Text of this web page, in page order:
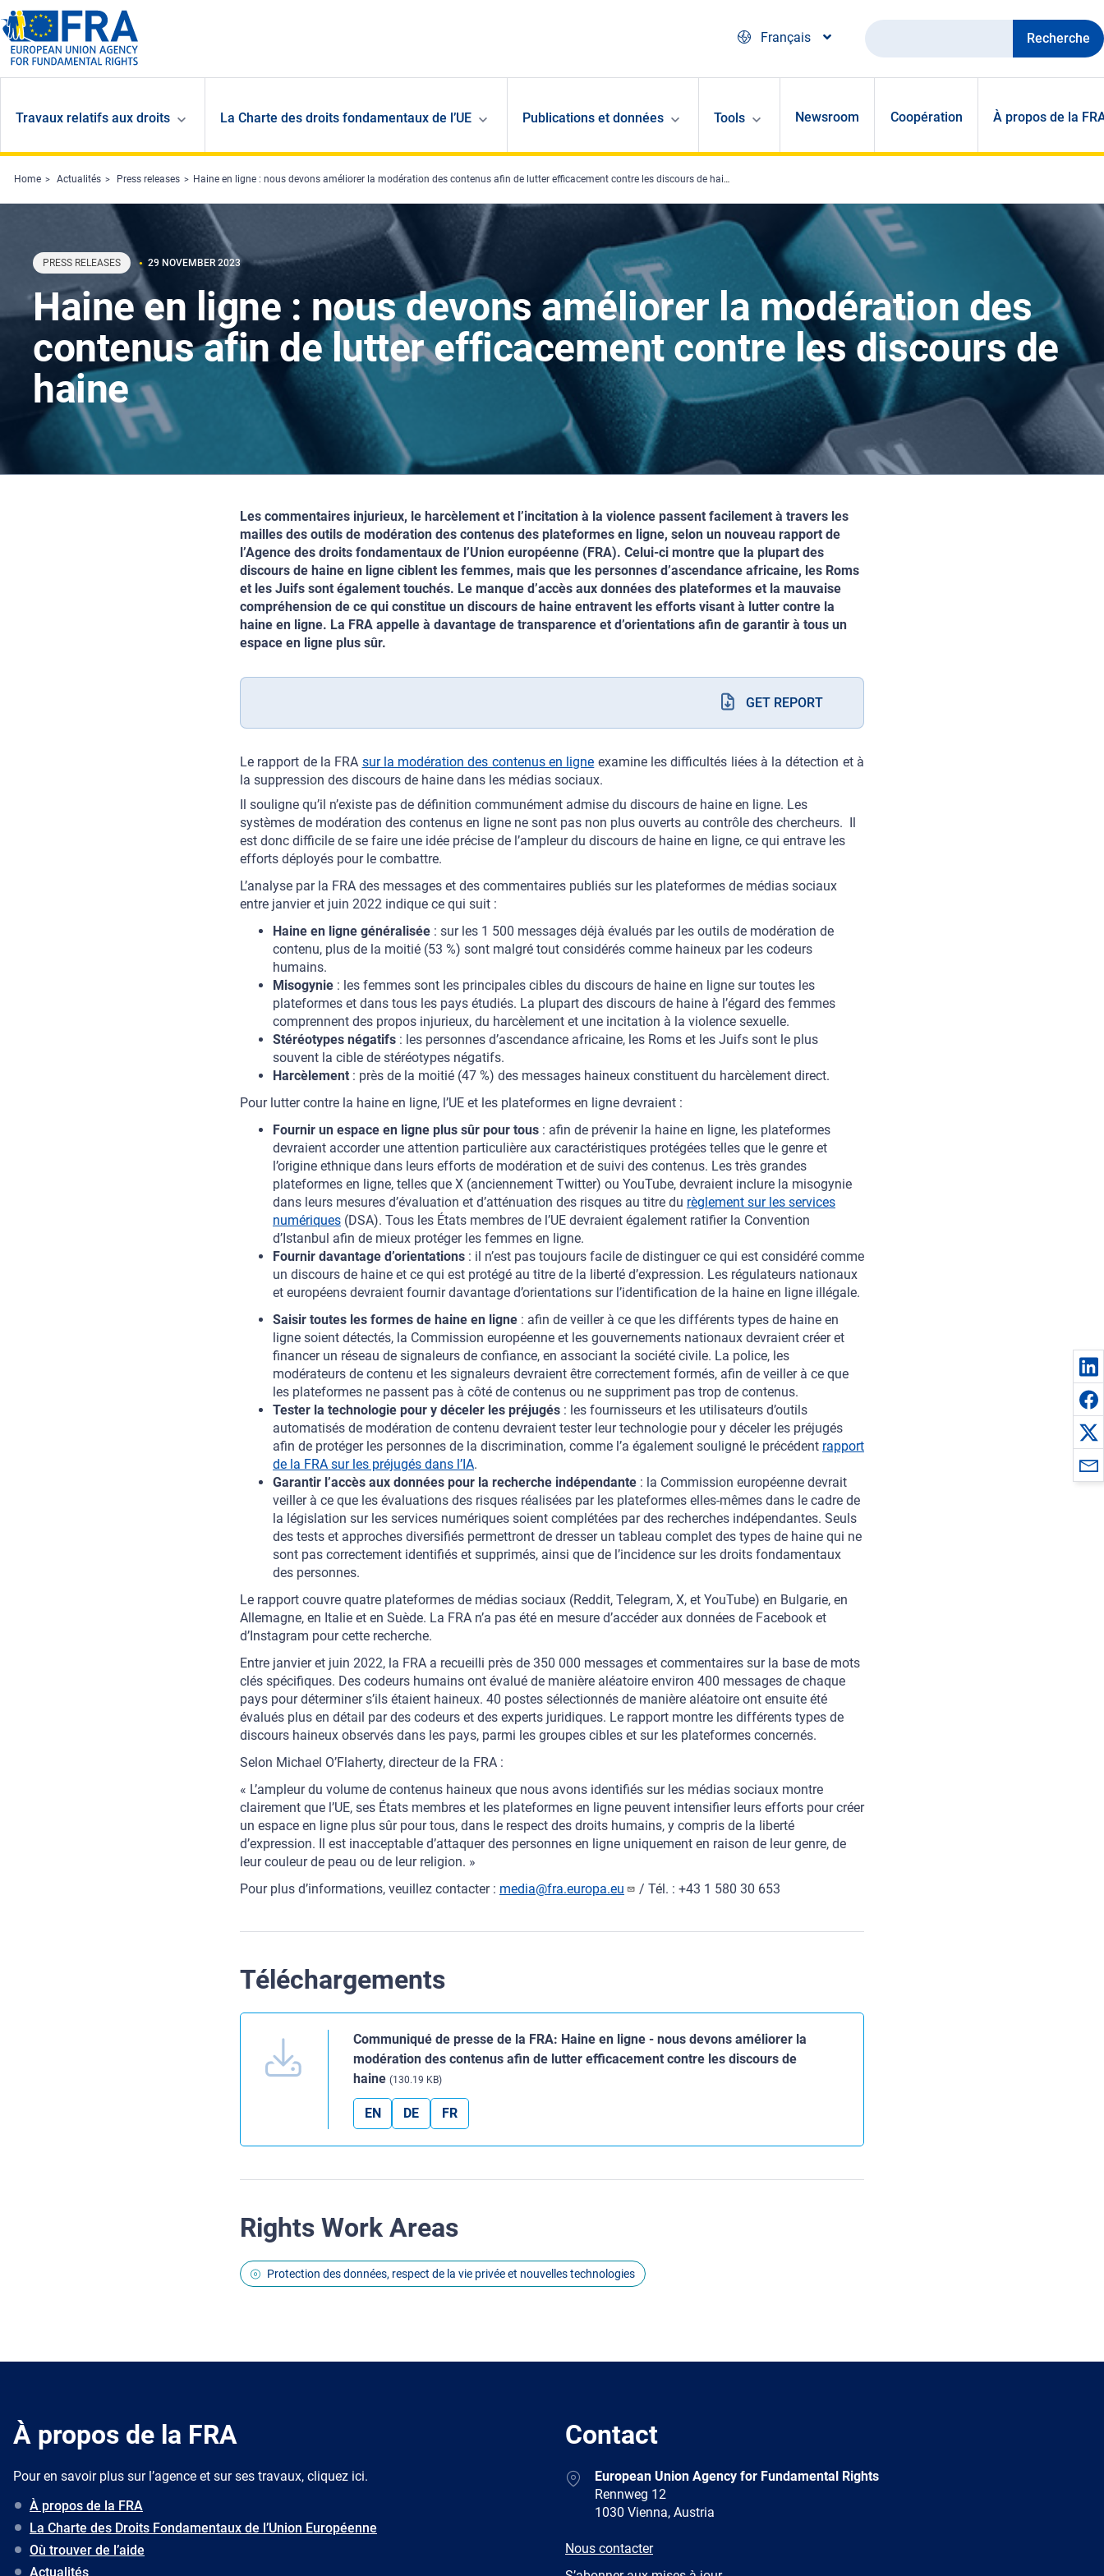
Skip to main content
Français
Recherche
Travaux relatifs aux droits La Charte des droits fondamentaux de l’UE Publications et données Tools Newsroom Coopération À propos de la
Home Actualités Press releases Haine en ligne : nous devons améliorer la modération des contenus afin de lutter efficacement contre les discours de haine
PRESS RELEASES 29 NOVEMBER 2023
Haine en ligne : nous devons améliorer la modération des
contenus afin de lutter efficacement contre les discours de
haine
Les commentaires injurieux, le harcèlement et l’incitation à la violence passent facilement à travers les
mailles des outils de modération des contenus des plateformes en ligne, selon un nouveau rapport de
l’Agence des droits fondamentaux de l’Union européenne (FRA). Celui-ci montre que la plupart des
discours de haine en ligne ciblent les femmes, mais que les personnes d’ascendance africaine, les Roms
et les Juifs sont également touchés. Le manque d’accès aux données des plateformes et la mauvaise
compréhension de ce qui constitue un discours de haine entravent les efforts visant à lutter contre la
haine en ligne. La FRA appelle à davantage de transparence et d’orientations afin de garantir à tous un
espace en ligne plus sûr.
GET REPORT
Le rapport de la FRA sur la modération des contenus en ligne examine les difficultés liées à la détection et à
la suppression des discours de haine dans les médias sociaux.
Il souligne qu’il n’existe pas de définition communément admise du discours de haine en ligne. Les
systèmes de modération des contenus en ligne ne sont pas non plus ouverts au contrôle des chercheurs. Il
est donc difficile de se faire une idée précise de l’ampleur du discours de haine en ligne, ce qui entrave les
efforts déployés pour le combattre.
L’analyse par la FRA des messages et des commentaires publiés sur les plateformes de médias sociaux
entre janvier et juin 2022 indique ce qui suit :
Haine en ligne généralisée : sur les 1 500 messages déjà évalués par les outils de modération de
contenu, plus de la moitié (53 %) sont malgré tout considérés comme haineux par les codeurs
humains.
Misogynie : les femmes sont les principales cibles du discours de haine en ligne sur toutes les
plateformes et dans tous les pays étudiés. La plupart des discours de haine à l’égard des femmes
comprennent des propos injurieux, du harcèlement et une incitation à la violence sexuelle.
Stéréotypes négatifs : les personnes d’ascendance africaine, les Roms et les Juifs sont le plus
souvent la cible de stéréotypes négatifs.
Harcèlement : près de la moitié (47 %) des messages haineux constituent du harcèlement direct.
Pour lutter contre la haine en ligne, l’UE et les plateformes en ligne devraient :
Fournir un espace en ligne plus sûr pour tous : afin de prévenir la haine en ligne, les plateformes
devraient accorder une attention particulière aux caractéristiques protégées telles que le genre et
l’origine ethnique dans leurs efforts de modération et de suivi des contenus. Les très grandes
plateformes en ligne, telles que X (anciennement Twitter) ou YouTube, devraient inclure la misogynie
dans leurs mesures d’évaluation et d’atténuation des risques au titre du règlement sur les services
numériques (DSA). Tous les États membres de l’UE devraient également ratifier la Convention
d’Istanbul afin de mieux protéger les femmes en ligne.
Fournir davantage d’orientations : il n’est pas toujours facile de distinguer ce qui est considéré comme
un discours de haine et ce qui est protégé au titre de la liberté d’expression. Les régulateurs nationaux
et européens devraient fournir davantage d’orientations sur l’identification de la haine en ligne illégale.
Saisir toutes les formes de haine en ligne : afin de veiller à ce que les différents types de haine en
ligne soient détectés, la Commission européenne et les gouvernements nationaux devraient créer et
financer un réseau de signaleurs de confiance, en associant la société civile. La police, les
modérateurs de contenu et les signaleurs devraient être correctement formés, afin de veiller à ce que
les plateformes ne passent pas à côté de contenus ou ne suppriment pas trop de contenus.
Tester la technologie pour y déceler les préjugés : les fournisseurs et les utilisateurs d’outils
automatisés de modération de contenu devraient tester leur technologie pour y déceler les préjugés
afin de protéger les personnes de la discrimination, comme l’a également souligné le précédent rapport
de la FRA sur les préjugés dans l’IA.
Garantir l’accès aux données pour la recherche indépendante : la Commission européenne devrait
veiller à ce que les évaluations des risques réalisées par les plateformes elles-mêmes dans le cadre de
la législation sur les services numériques soient complétées par des recherches indépendantes. Seuls
des tests et approches diversifiés permettront de dresser un tableau complet des types de haine qui ne
sont pas correctement identifiés et supprimés, ainsi que de l’incidence sur les droits fondamentaux
des personnes.
Le rapport couvre quatre plateformes de médias sociaux (Reddit, Telegram, X, et YouTube) en Bulgarie, en
Allemagne, en Italie et en Suède. La FRA n’a pas été en mesure d’accéder aux données de Facebook et
d’Instagram pour cette recherche.
Entre janvier et juin 2022, la FRA a recueilli près de 350 000 messages et commentaires sur la base de mots
clés spécifiques. Des codeurs humains ont évalué de manière aléatoire environ 400 messages de chaque
pays pour déterminer s’ils étaient haineux. 40 postes sélectionnés de manière aléatoire ont ensuite été
évalués plus en détail par des codeurs et des experts juridiques. Le rapport montre les différents types de
discours haineux observés dans les pays, parmi les groupes cibles et sur les plateformes concernés.
Selon Michael O’Flaherty, directeur de la FRA :
« L’ampleur du volume de contenus haineux que nous avons identifiés sur les médias sociaux montre
clairement que l’UE, ses États membres et les plateformes en ligne peuvent intensifier leurs efforts pour créer
un espace en ligne plus sûr pour tous, dans le respect des droits humains, y compris de la liberté
d’expression. Il est inacceptable d’attaquer des personnes en ligne uniquement en raison de leur genre, de
leur couleur de peau ou de leur religion. »
Pour plus d’informations, veuillez contacter : media@fra.europa.eu / Tél. : +43 1 580 30 653
Téléchargements
Communiqué de presse de la FRA: Haine en ligne - nous devons améliorer la
modération des contenus afin de lutter efficacement contre les discours de
haine (130.19 KB)
EN DE FR
Rights Work Areas
Protection des données, respect de la vie privée et nouvelles technologies
À propos de la FRA
Pour en savoir plus sur l’agence et sur ses travaux, cliquez ici.
À propos de la FRA
La Charte des Droits Fondamentaux de l’Union Européenne
Où trouver de l’aide
Actualités
Contact
AddressEuropean Union Agency for Fundamental Rights
Rennweg 12
1030 Vienna, Austria
E-
Nous contacter